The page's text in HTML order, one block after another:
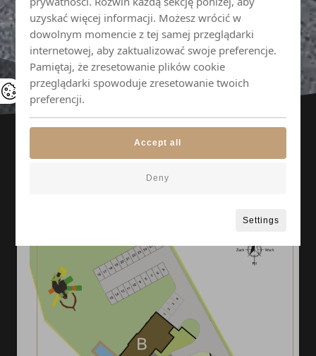
uzyskać więcej informacji. Możesz wrócić w
dowolnym momencie z tej samej przeglądarki
internetowej, aby zaktualizować swoje preferencje.
Pamiętaj, że zresetowanie plików cookie
przeglądarki spowoduje zresetowanie twoich
preferencji.
Settings
Deny
Accept all